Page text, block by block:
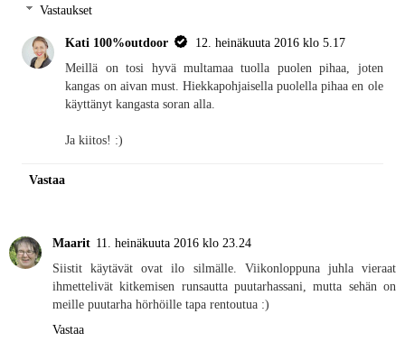
Vastaukset
Kati 100%outdoor
12. heinäkuuta 2016 klo 5.17
Meillä on tosi hyvä multamaa tuolla puolen pihaa, joten
kangas on aivan must. Hiekkapohjaisella puolella pihaa en ole
käyttänyt kangasta soran alla.
Ja kiitos! :)
Vastaa
Maarit 11. heinäkuuta 2016 klo 23.24
Siistit käytävät ovat ilo silmälle. Viikonloppuna juhla vieraat
ihmettelivät kitkemisen runsautta puutarhassani, mutta sehän on
meille puutarha hörhöille tapa rentoutua :)
Vastaa